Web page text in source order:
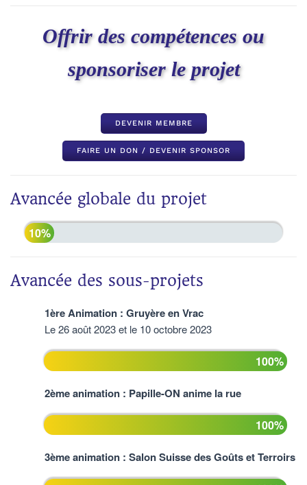
Offrir des compétences ou
sponsoriser le projet
DEVENIR MEMBRE
FAIRE UN DON / DEVENIR SPONSOR
Avancée globale du projet
10%
Avancée des sous-projets
1ère Animation : Gruyère en Vrac
Le 26 août 2023 et le 10 octobre 2023
100%
2ème animation : Papille-ON anime la rue
100%
3ème animation : Salon Suisse des Goûts et Terroirs